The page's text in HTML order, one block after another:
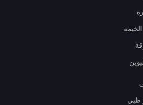
ظبي